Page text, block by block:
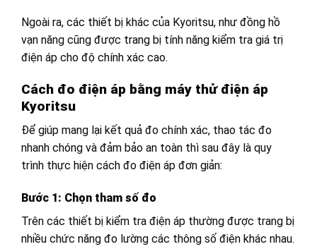
Ngoài ra, các thiết bị khác của Kyoritsu, như đồng hồ
vạn năng cũng được trang bị tính năng kiểm tra giá trị
điện áp cho độ chính xác cao.
Cách đo điện áp bằng máy thử điện áp
Kyoritsu
Để giúp mang lại kết quả đo chính xác, thao tác đo
nhanh chóng và đảm bảo an toàn thì sau đây là quy
trình thực hiện cách đo điện áp đơn giản:
Bước 1: Chọn tham số đo
Trên các thiết bị kiểm tra điện áp thường được trang bị
nhiều chức năng đo lường các thông số điện khác nhau.